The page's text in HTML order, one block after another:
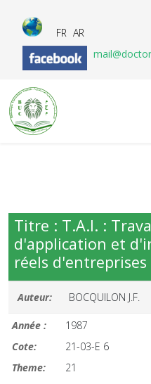
FR AR
Titre : T.A.I. :
d'application et
réels d'entreprises
Auteur: BOCQUILON J.F.
Année :
1987
Cote:
21-03-E 6
Theme:
21